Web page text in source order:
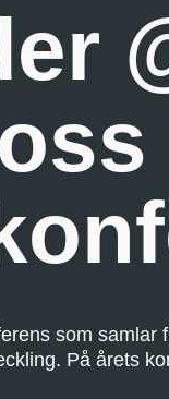
oss
som samlar
På årets